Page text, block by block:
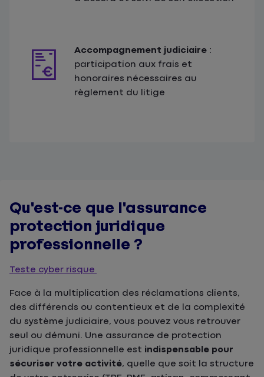
Accompagnement judiciaire :
participation aux frais et
honoraires nécessaires au
règlement du litige
Qu'est-ce que l'assurance
protection juridique
professionnelle ?
Teste cyber risque
Face à la multiplication des réclamations clients,
des différends ou contentieux et de la complexité
du système judiciaire, vous pouvez vous retrouver
seul ou démuni. Une assurance de protection
juridique professionnelle est indispensable pour
sécuriser votre activité, quelle que soit la structure